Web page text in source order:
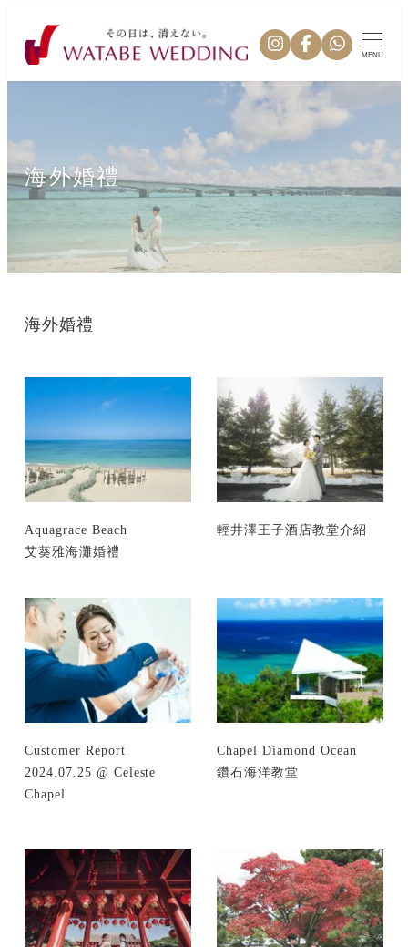
MENU
海外婚禮
海外婚禮
Aquagrace Beach
艾葵雅海灘婚禮
輕井澤王子酒店教堂介紹
Customer Report
2024.07.25 @ Celeste
Chapel
Chapel Diamond Ocean
鑽石海洋教堂